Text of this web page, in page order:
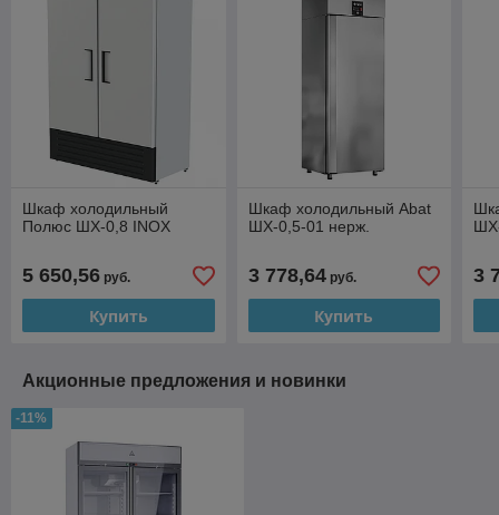
Шкаф холодильный
Полюс ШХ-0,8 INOX
5 650,56 руб.
Купить
Шкаф холодильный Abat
ШХ-0,5-01 нерж.
3 778,64руб.
Купить
3
Акционные предложения и новинки
-11%